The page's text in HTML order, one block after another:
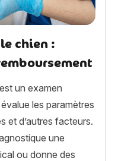
chien :
un examen
les paramètres
et d’autres facteurs.
une
ou donne des